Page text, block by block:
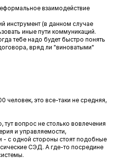
взаимодействие
инструмент (в данном случае
иные пути коммуникаций.
тебе надо будет быстро понять
вряд ли "виноватыми"
человек, это все-таки не средняя,
вопрос не столько вовлечения
и управляемости,
- с одной стороны стоят подобные
СЭД. А где-то посредине